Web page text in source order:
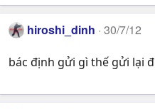
hiroshi_dinh 30/7/12
bác định gửi gì thế gửi lại